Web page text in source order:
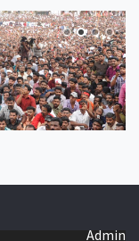
Admin